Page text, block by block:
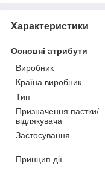
Характеристики
Основні атрибути
Виробник
Країна виробник
Тип
Призначення пастки/
відлякувача
Застосування
Принцип дії